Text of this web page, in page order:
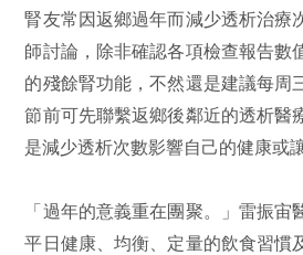
腎友常因返鄉過年而減少透析治療
師討論，除非確認各項檢查報告數
的殘餘腎功能，不然還是建議每周
節前可先聯繫返鄉後鄰近的透析醫
是減少透析次數影響自己的健康或
「過年的意義重在團聚。」雷振
平日健康、均衡、定量的飲食習慣